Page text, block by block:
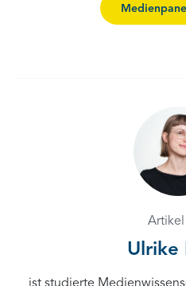
Artikel
Ulrike